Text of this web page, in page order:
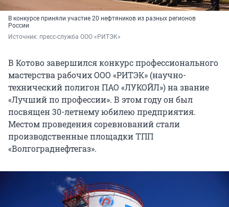
В конкурсе приняли участие 20 нефтяников из разных регионов
России
Источник: пресс-служба ООО «РИТЭК»
В Котово завершился конкурс профессионального
мастерства рабочих ООО «РИТЭК» (научно-
технический полигон ПАО «ЛУКОЙЛ») на звание
«Лучший по профессии». В этом году он был
посвящен 30-летнему юбилею предприятия.
Местом проведения соревнований стали
производственные площадки ТПП
«Волгограднефтегаз».